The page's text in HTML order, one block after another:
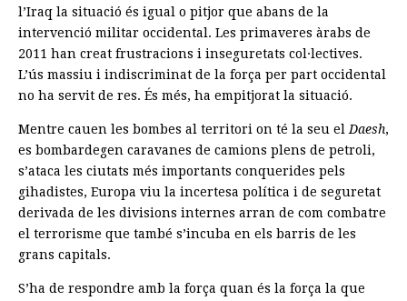
l’Iraq la situació és igual o pitjor que abans de la
intervenció militar occidental. Les primaveres àrabs de
2011 han creat frustracions i inseguretats col·lectives.
L’ús massiu i indiscriminat de la força per part occidental
no ha servit de res. És més, ha empitjorat la situació.
Mentre cauen les bombes al territori on té la seu elDaesh,
es bombardegen caravanes de camions plens de petroli,
s’ataca les ciutats més importants conquerides pels
gihadistes, Europa viu la incertesa política i de seguretat
derivada de les divisions internes arran de com combatre
el terrorisme que també s’incuba en els barris de les
grans capitals.
S’ha de respondre amb la força quan és la força la que